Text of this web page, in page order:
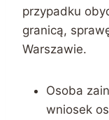
przypadku
granicą,
Warszawie.
Osoba
wniosek